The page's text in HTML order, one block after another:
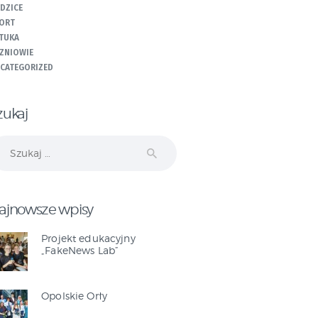
wpisy
Projekt edukacyjny
„FakeNews Lab”
Opolskie Orły